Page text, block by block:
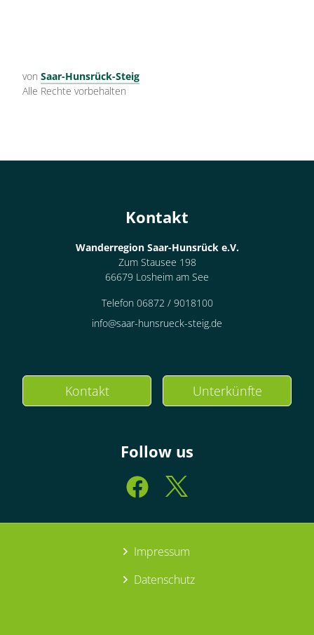
von Saar-Hunsrück-Steig
Alle Rechte vorbehalten
Kontakt
Wanderregion Saar-Hunsrück e.V.
Zum Stausee 198
66679 Losheim am See
Telefon 06872 / 9018100
info@saar-hunsrueck-steig.de
Kontakt Unterkünfte
Follow us
Impressum
Datenschutz